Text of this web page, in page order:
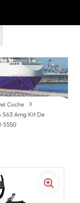
Coche
S63 Amg Kit De
S550